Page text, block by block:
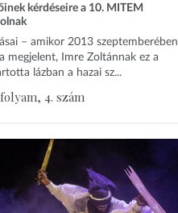
kérdéseire a 10. MITEM
– amikor 2013 szeptemberében
megjelent, Imre Zoltánnak ez a
lázban a hazai sz...
4. szám